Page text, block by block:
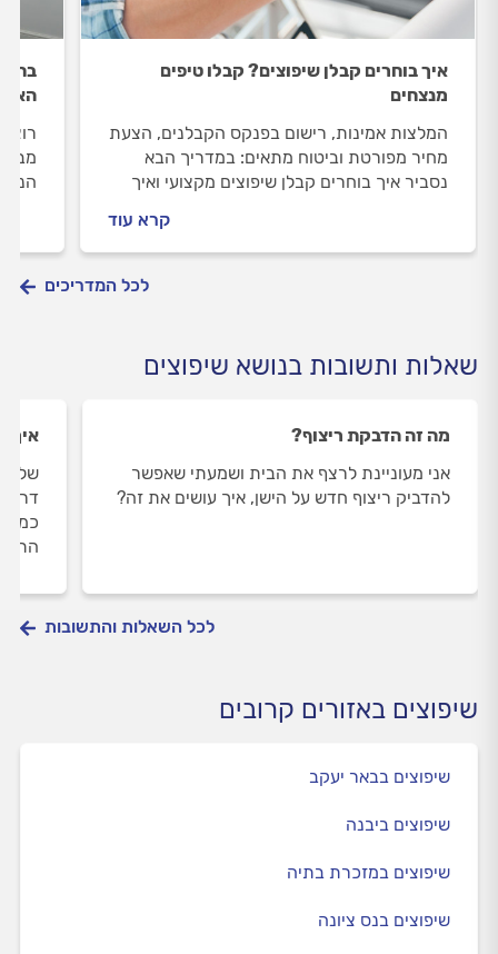
איך בוחרים קבלן שיפוצים? קבלו טיפים
מנצחים
המלצות אמינות, רישום בפנקס הקבלנים, הצעת
מחיר מפורטת וביטוח מתאים: במדריך הבא
נסביר איך בוחרים קבלן שיפוצים מקצועי ואיך
קרא עוד
לכל המדריכים
שאלות ותשובות בנושא שיפוצים
מה זה הדבקת ריצוף?
אני מעוניינת לרצף את הבית ושמעתי שאפשר
להדביק ריצוף חדש על הישן, איך עושים את זה?
איך
כמה
לכל השאלות והתשובות
שיפוצים באזורים קרובים
שיפוצים בבאר יעקב
שיפוצים ביבנה
שיפוצים במזכרת בתיה
שיפוצים בנס ציונה